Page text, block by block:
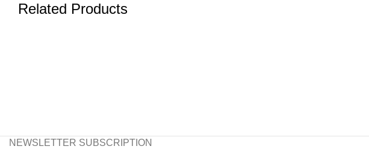
Related Products
NEWSLETTER SUBSCRIPTION